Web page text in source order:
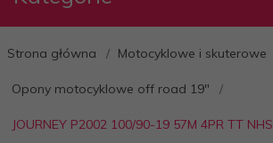
Strona główna Motocyklowe i skuterowe
Opony motocyklowe off road 19"
JOURNEY P2002 100/90-19 57M 4PR TT NHS